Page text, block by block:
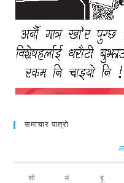
समाचार पात्रो
सो मं बु